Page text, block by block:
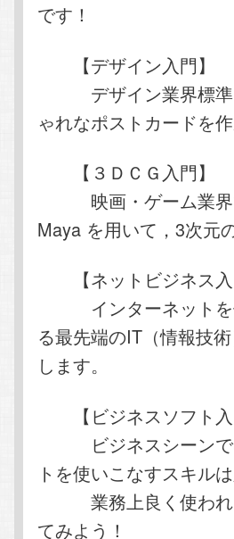
です！
【デザイン入門】
デザイン業界標準
ゃれなポストカードを作
【３ＤＣＧ入門】
映画・ゲーム業界
Maya を用いて，3次元
【ネットビジネス入
インターネットを使
る最先端のIT（情報技
します。
【ビジネスソフト入
ビジネスシーンで
トを使いこなすスキル
業務上良く使われ
てみよう！